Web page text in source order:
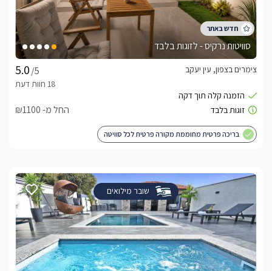
סוויטות נרקיס - לזוגות בלבד
/5
צימרים בצפון, עין יעקב
החל מ- ₪1100
בריכה פרטית מחוממת מקורה פרטית לכל סוויטה
שובר מילואים